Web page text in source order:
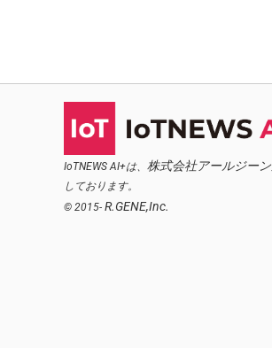
IoTNEWS AI+は、 株式会社アールジーン
しております。
© 2015- R.GENE,Inc.